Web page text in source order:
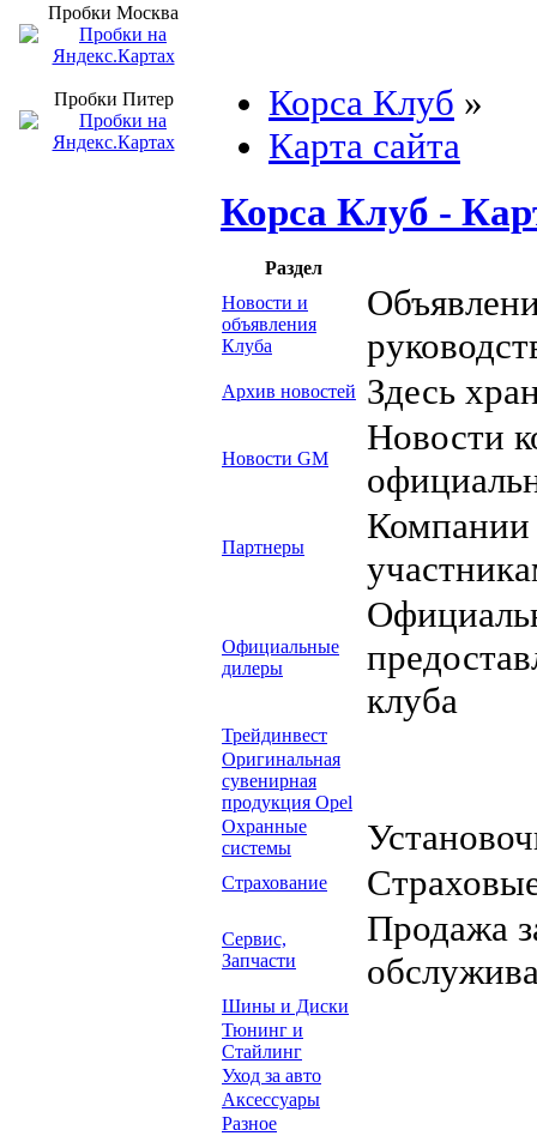
Пробки Mосква
Пробки Питер Корса Клуб »
Карта сайта
Корса Клуб -
Раздел
Новости и
объявления
Клуба
Архив новостей Здесь
Новости GM
Новости
Партнеры
Компании
Официальные
дилеры
клуба
Трейдинвест
Оригинальная
сувенирная
продукция Opel
Охранные
системы
Страхование
Сервис,
Запчасти
Продажа
Шины и Диски
Тюнинг и
Стайлинг
Уход за авто
Аксессуары
Разное